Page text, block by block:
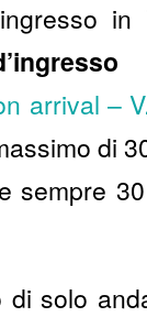
arrival –
di
sempre
solo